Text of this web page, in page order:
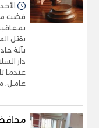
الأحد 25/يناير/2026 - 02:48 م
قضت
بقتل
بآلة
عامل،